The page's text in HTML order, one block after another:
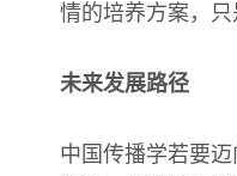
情的培养方案，只
未来发展路径
中国传播学若要